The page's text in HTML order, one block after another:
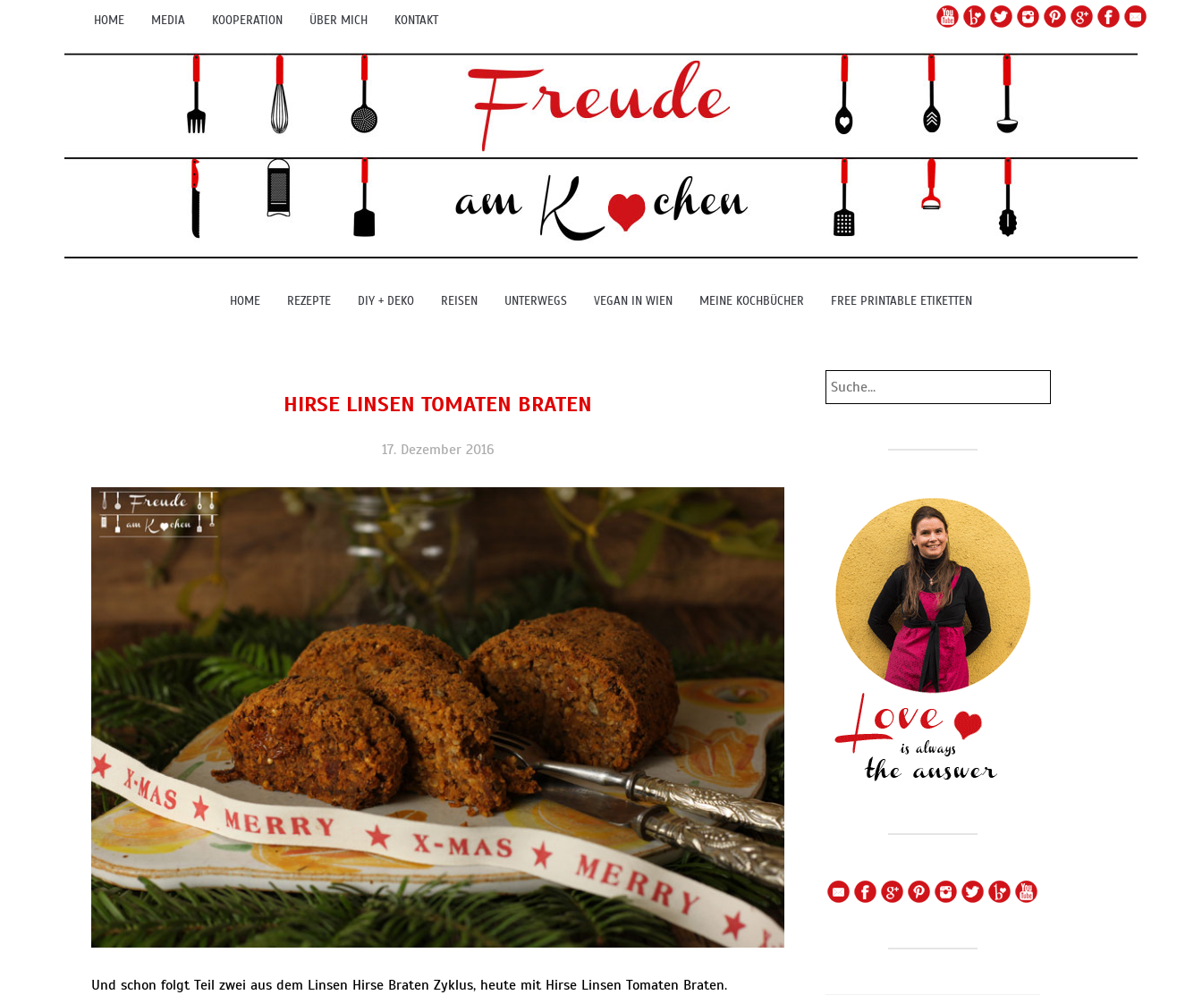
HOME MEDIA KOOPERATION ÜBER MICH KONTAKT
HOME REZEPTE DIY + DEKO REISEN UNTERWEGS VEGAN IN WIEN MEINE KOCHBÜCHER FREE PRINTABLE ETIKETTEN
HIRSE LINSEN TOMATEN BRATEN
17. Dezember 2016
Und schon folgt Teil zwei aus dem Linsen Hirse Braten Zyklus, heute mit Hirse Linsen Tomaten Braten.